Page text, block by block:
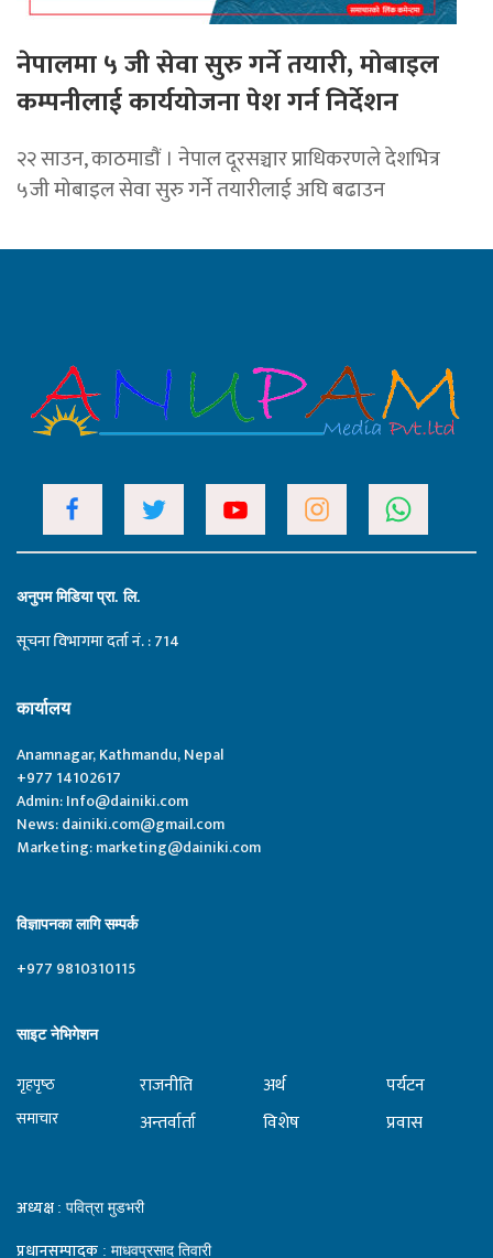
नेपालमा ५ जी सेवा सुरु गर्ने तयारी, मोबाइल
कम्पनीलाई कार्ययोजना पेश गर्न निर्देशन
२२ साउन, काठमाडाैं । नेपाल दूरसञ्चार प्राधिकरणले देशभित्र
५जी मोबाइल सेवा सुरु गर्ने तयारीलाई अघि बढाउन
अनुपम मिडिया प्रा. लि.
सूचना विभागमा दर्ता नं. : 714
कार्यालय
Anamnagar, Kathmandu, Nepal
+977 14102617
Admin:Info@dainiki.com
News:dainiki.com@gmail.com
Marketing:marketing@dainiki.com
विज्ञापनका लागि सम्पर्क
+977 9810310115
साइट नेभिगेशन
गृहपृष्‍ठ
समाचार
राजनीति
अन्तर्वार्ता
अर्थ
विशेष
पर्यटन
प्रवास
अध्यक्ष : पवित्रा मुडभरी
प्रधानसम्पादक : माधवप्रसाद तिवारी